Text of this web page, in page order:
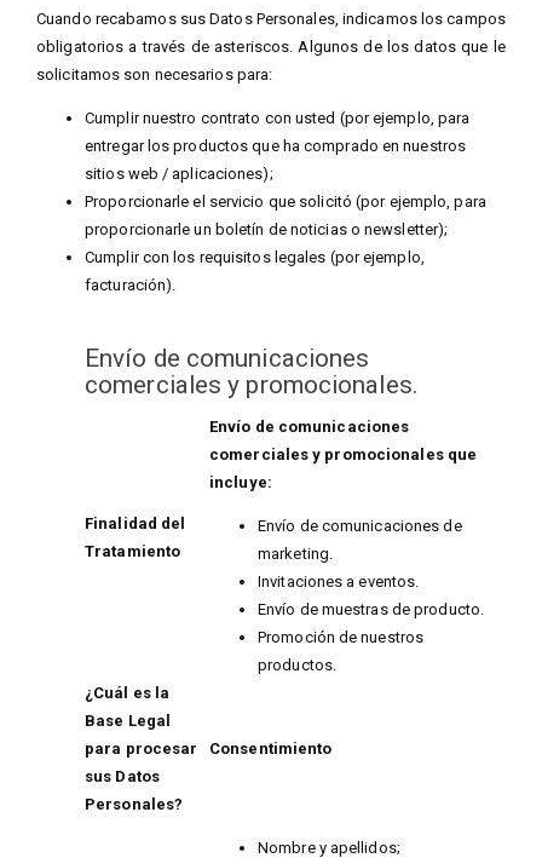
Cuando recabamos sus Datos Personales, indicamos los campos
obligatorios a través de asteriscos. Algunos de los datos que le
solicitamos son necesarios para:
Cumplir nuestro contrato con usted (por ejemplo, para
entregar los productos que ha comprado en nuestros
sitios web / aplicaciones);
Proporcionarle el servicio que solicitó (por ejemplo, para
proporcionarle un boletín de noticias o newsletter);
Cumplir con los requisitos legales (por ejemplo,
facturación).
Envío de comunicaciones
comerciales y promocionales.
Finalidad del
Tratamiento
Envío de comunicaciones
comerciales y promocionales que
incluye:
Envío de comunicaciones de
marketing.
Invitaciones a eventos.
Envío de muestras de producto.
Promoción de nuestros
productos.
¿Cuál es la
Base Legal
para procesar
sus Datos
Personales?
Consentimiento
Nombre y apellidos;